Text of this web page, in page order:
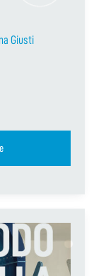
Giusti